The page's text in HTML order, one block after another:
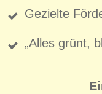
Gezielte
„Alles grünt,